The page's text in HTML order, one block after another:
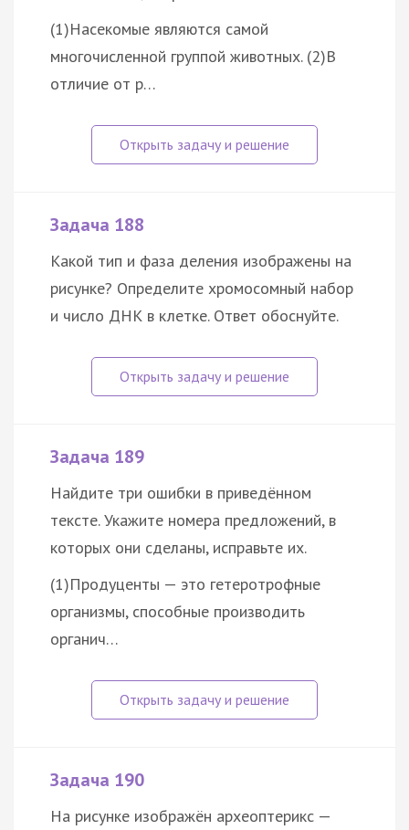
(1)Насекомые являются самой
многочисленной группой животных. (2)В
отличие от р…
Задача 188
Какой тип и фаза деления изображены на
рисунке? Определите хромосомный набор
и число ДНК в клетке. Ответ обоснуйте.
Задача 189
Найдите три ошибки в приведённом
тексте. Укажите номера предложений, в
которых они сделаны, исправьте их.
(1)Продуценты — это гетеротрофные
организмы, способные производить
органич…
Задача 190
На рисунке изображён археоптерикс —